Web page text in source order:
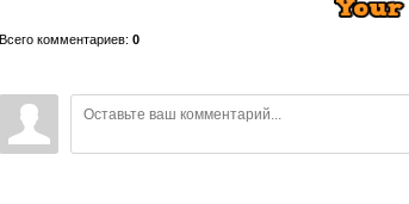
Всего комментариев: 0